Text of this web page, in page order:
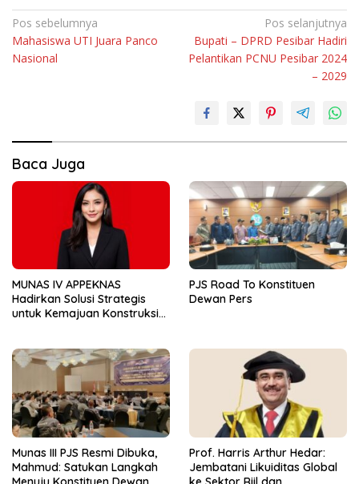
Navigasi
pos
Pos sebelumnya
Mahasiswa UTI Juara Panco
Nasional
Pos selanjutnya
Bupati – DPRD Pesibar Hadiri
Pelantikan PCNU Pesibar 2024
– 2029
Baca Juga
MUNAS IV APPEKNAS
Hadirkan Solusi Strategis
untuk Kemajuan Konstruksi
PJS Road To Konstituen
Dewan Pers
Munas III PJS Resmi Dibuka,
Mahmud: Satukan Langkah
Prof. Harris Arthur Hedar:
Jembatani Likuiditas Global